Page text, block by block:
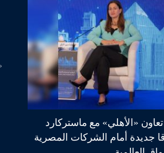
تعاون «الأهلي» مع ماستركارد
جديدة أمام الشركات المصرية